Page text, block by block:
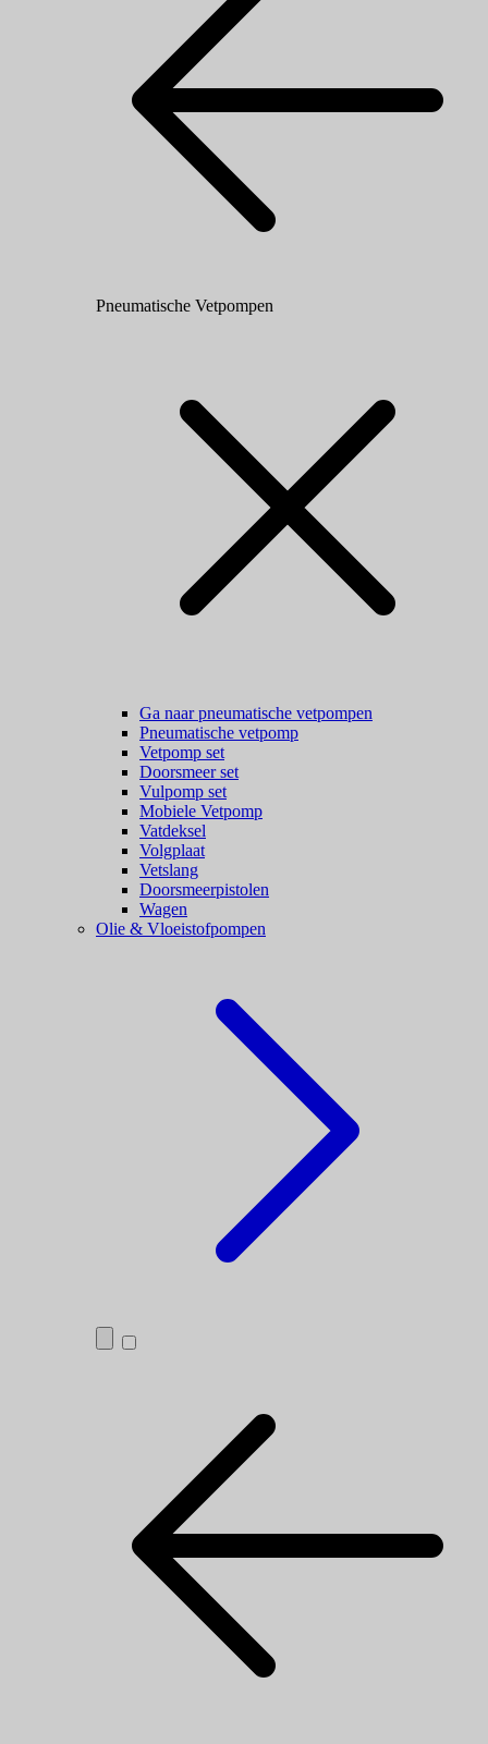
Pneumatische Vetpompen
Ga naar pneumatische vetpompen
Pneumatische vetpomp
Vetpomp set
Doorsmeer set
Vulpomp set
Mobiele Vetpomp
Vatdeksel
Volgplaat
Vetslang
Doorsmeerpistolen
Wagen
Olie & Vloeistofpompen